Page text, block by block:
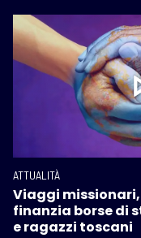
ATTUALITÀ
Viaggi missionari,
finanzia borse di
e ragazzi toscani